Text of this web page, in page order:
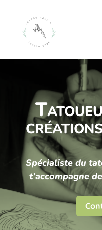
Spécialiste du
t’accompagne